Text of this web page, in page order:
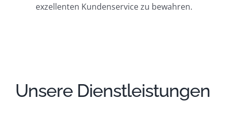
exzellenten Kundenservice zu bewahren.
Unsere Dienstleistungen